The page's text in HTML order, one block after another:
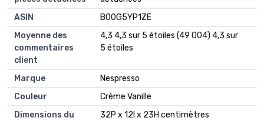
ASIN
B00G5YP1ZE
Moyenne des
commentaires
client
4,3 4,3 sur 5 étoiles (49 004) 4,3 sur
5 étoiles
Marque
Nespresso
Couleur
Crème Vanille
Dimensions du
32P x 12l x 23H centimètres